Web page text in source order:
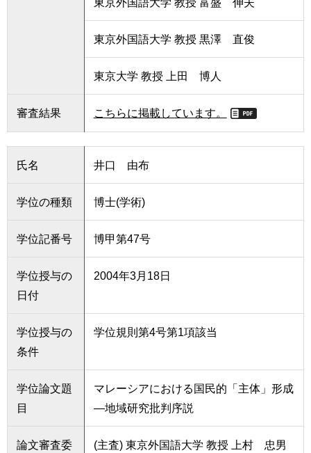
東京外国語大学 教授 黒澤 直俊
東京大学 教授 上田 博人
審査結果 こちらに掲載しています。
氏名 井口 由布
学位の種類 博士(学術)
学位記番号 博甲第47号
学位授与の
日付
2004年3月18日
学位授与の
条件
学位規則第4号第1項該当
学位論文題
目
マレーシアにおける国民的「主体」形成
―地域研究批判序説
論文審査委
(主査) 東京外国語大学 教授 上村 忠男